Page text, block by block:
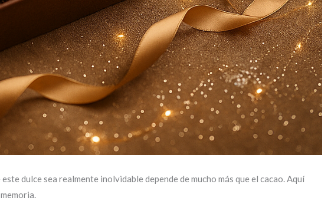
dulce sea realmente inolvidable depende de mucho más que el cacao. Aquí